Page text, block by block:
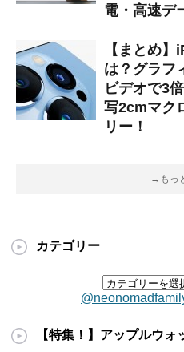
電・高速デ
【まとめ
は？グラフ
ビデオで3
写2cmマク
リー！
→もっ
カテゴリー
【特集！】アップルウォ